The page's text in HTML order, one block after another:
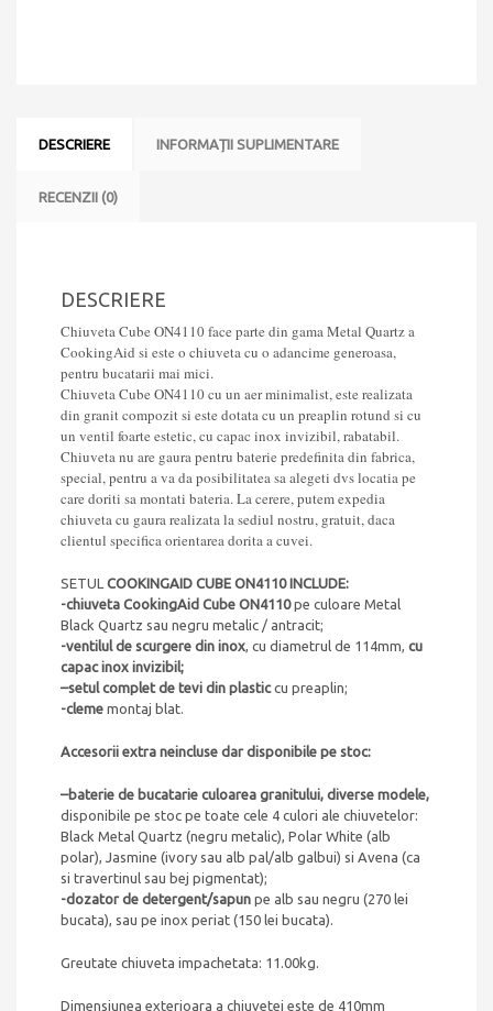
accesorii
DESCRIERE INFORMAȚII SUPLIMENTARE
RECENZII (0)
DESCRIERE
Chiuveta Cube ON4110 face parte din gama Metal Quartz a
CookingAid si este o chiuveta cu o adancime generoasa,
pentru bucatarii mai mici.
Chiuveta Cube ON4110 cu un aer minimalist, este realizata
din granit compozit si este dotata cu un preaplin rotund si cu
un ventil foarte estetic, cu capac inox invizibil, rabatabil.
Chiuveta nu are gaura pentru baterie predefinita din fabrica,
special, pentru a va da posibilitatea sa alegeti dvs locatia pe
care doriti sa montati bateria. La cerere, putem expedia
chiuveta cu gaura realizata la sediul nostru, gratuit, daca
clientul specifica orientarea dorita a cuvei.
SETUL COOKINGAID CUBE ON4110 INCLUDE:
-chiuveta CookingAid Cube ON4110pe culoare Metal
Black Quartz sau negru metalic / antracit;
-ventilul de scurgere din inox, cu diametrul de 114mm, cu
capac inox invizibil;
–setul complet de tevi din plasticcu preaplin;
-cleme montaj blat.
Accesorii extra neincluse dar disponibile pe stoc:
–baterie de bucatarie culoarea granitului, diverse modele,
disponibile pe stoc pe toate cele 4 culori ale chiuvetelor:
Black Metal Quartz (negru metalic), Polar White (alb
polar), Jasmine (ivory sau alb pal/alb galbui) si Avena (ca
si travertinul sau bej pigmentat);
-dozator de detergent/sapun pe alb sau negru (270 lei
bucata), sau pe inox periat (150 lei bucata).
Greutate chiuveta impachetata: 11.00kg.
Dimensiunea exterioara a chiuvetei este de 410mm